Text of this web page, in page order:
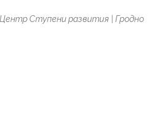
Центр Ступени развития | Гродно